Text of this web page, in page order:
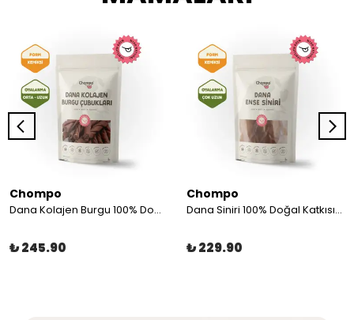
Chompo
Dana Kolajen Burgu 100% Doğal Katkısız Köpek Ödül Maması 100 Gr
₺ 245.90
Chompo
Dana Siniri 100% Doğal Katkısız Köpek Ödül Maması 100 Gr
₺ 229.90